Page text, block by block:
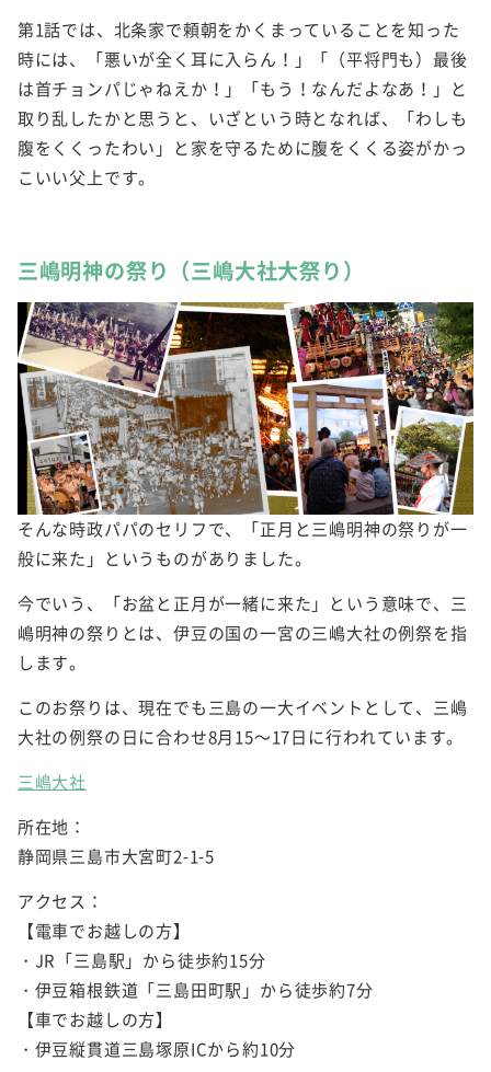
第1話では、北条家で頼朝をかくまっていることを知った
時には、「悪いが全く耳に入らん！」「（平将門も）最後
は首チョンパじゃねえか！」「もう！なんだよなあ！」と
取り乱したかと思うと、いざという時となれば、「わしも
腹をくくったわい」と家を守るために腹をくくる姿がかっ
こいい父上です。
三嶋明神の祭り（三嶋大社大祭り）
そんな時政パパのセリフで、「正月と三嶋明神の祭りが一
般に来た」というものがありました。
今でいう、「お盆と正月が一緒に来た」という意味で、三
嶋明神の祭りとは、伊豆の国の一宮の三嶋大社の例祭を指
します。
このお祭りは、現在でも三島の一大イベントとして、三嶋
大社の例祭の日に合わせ8月15～17日に行われています。
三嶋大社
所在地：
静岡県三島市大宮町2-1-5
アクセス：
【電車でお越しの方】
・JR「三島駅」から徒歩約15分
・伊豆箱根鉄道「三島田町駅」から徒歩約7分
【車でお越しの方】
・伊豆縦貫道三島塚原ICから約10分